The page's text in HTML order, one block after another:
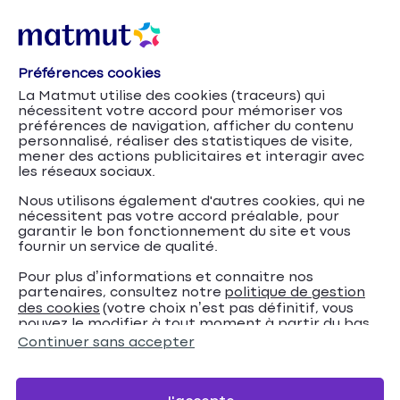
Accueil Assurance Habitation Conseils
Fuite d’une
cuve à fioul enterrée : que faire ?
Fuite d’une cuve à fioul
Préférences cookies
La Matmut utilise des cookies (traceurs) qui
nécessitent votre accord pour mémoriser vos
préférences de navigation, afficher du contenu
personnalisé, réaliser des statistiques de visite,
mener des actions publicitaires et interagir avec
les réseaux sociaux.
Nous utilisons également d'autres cookies, qui ne
nécessitent pas votre accord préalable, pour
garantir le bon fonctionnement du site et vous
fournir un service de qualité.
Pour plus d’informations et connaitre nos
partenaires, consultez notre politique de gestion
des cookies (votre choix n’est pas définitif, vous
pouvez le modifier à tout moment à partir du bas
de page de notre site).
Continuer sans accepter